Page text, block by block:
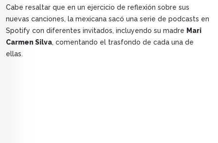
Cabe resaltar que en un ejercicio de reflexión sobre sus
nuevas canciones, la mexicana sacó una serie de podcasts en
Spotify con diferentes invitados, incluyendo su madre Mari
Carmen Silva, comentando el trasfondo de cada una de
ellas.